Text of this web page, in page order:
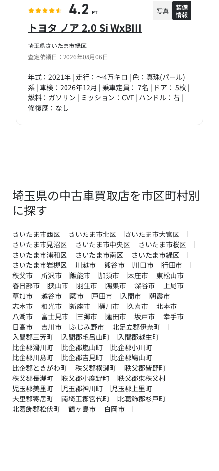
埼玉県さいたま市緑区
査定依頼日：2026年08月06日
トヨタ ノア 2.0 Si WxBIII
年式：2021年 | 走行：～4万キロ | 色：真珠(パール)
系 | 車検：2026年12月 | 乗車定員： 7名 | ドア： 5枚 |
燃料：ガソリン | ミッション：CVT | ハンドル：右 |
修復歴：なし
4.2 PT 写真
装備
情報
埼玉県の中古車買取店を市区町村別
に探す
さいたま市西区 さいたま市北区
さいたま市大宮区
さいたま市見沼区
さいたま市中央区
さいたま市桜区
さいたま市浦和区
さいたま市南区
さいたま市緑区
さいたま市岩槻区
川越市 熊谷市 川口市
行田市
秩父市
所沢市 飯能市 加須市 本庄市
東松山市
春日部市
狭山市 羽生市 鴻巣市 深谷市
上尾市
草加市
越谷市 蕨市 戸田市 入間市
朝霞市
志木市
和光市 新座市 桶川市 久喜市
北本市
八潮市
富士見市 三郷市 蓮田市 坂戸市
幸手市
日高市
吉川市 ふじみ野市
北足立郡伊奈町
入間郡三芳町
入間郡毛呂山町
入間郡越生町
比企郡滑川町
比企郡嵐山町
比企郡小川町
比企郡川島町
比企郡吉見町
比企郡鳩山町
比企郡ときがわ町
秩父郡横瀬町
秩父郡皆野町
秩父郡長瀞町
秩父郡小鹿野町
秩父郡東秩父村
児玉郡美里町
児玉郡神川町
児玉郡上里町
大里郡寄居町
南埼玉郡宮代町
北葛飾郡杉戸町
北葛飾郡松伏町
鶴ヶ島市 白岡市